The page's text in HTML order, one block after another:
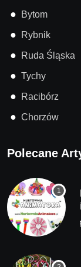
● Bytom
● Rybnik
● Ruda Śląska
● Tychy
● Racibórz
● Chorzów
Polecane